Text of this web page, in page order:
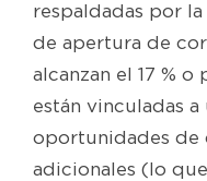
respaldadas por
de apertura de
alcanzan el 17 %
están vinculadas
oportunidades de
adicionales (lo